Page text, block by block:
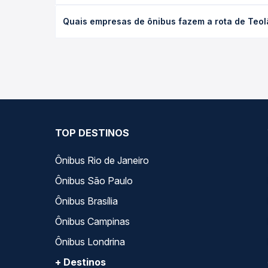
antecedência da compra. Na Quero Passagem
Quais empresas de ônibus fazem a rota de
TOP DESTINOS
Ônibus Rio de Janeiro
Ônibus São Paulo
Ônibus Brasília
Ônibus Campinas
Ônibus Londrina
+ Destinos